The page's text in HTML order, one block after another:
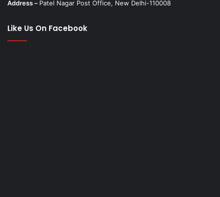
Address – Patel Nagar Post Office, New Delhi-110008
Like Us On Facebook